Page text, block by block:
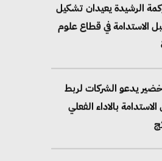
الرشيدة يعيدان تشكيل
الاستدامة في قطاع علوم
يدعو الشركات لربط
بالاداء الفعلي